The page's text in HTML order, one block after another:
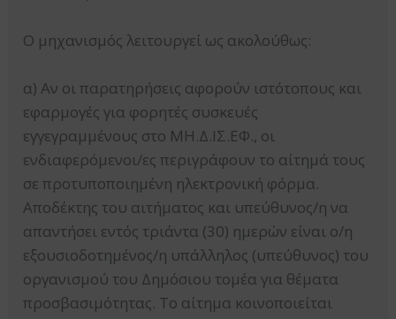
Ο μηχανισμός λειτουργεί ως ακολούθως:
α) Αν οι παρατηρήσεις αφορούν ιστότοπους και
εφαρμογές για φορητές συσκευές
εγγεγραμμένους στο ΜΗ.Δ.ΙΣ.ΕΦ., οι
ενδιαφερόμενοι/ες περιγράφουν το αίτημά τους
σε προτυποποιημένη ηλεκτρονική φόρμα.
Αποδέκτης του αιτήματος και υπεύθυνος/η να
απαντήσει εντός τριάντα (30) ημερών είναι ο/η
εξουσιοδοτημένος/η υπάλληλος (υπεύθυνος) του
οργανισμού του Δημόσιου τομέα για θέματα
προσβασιμότητας. Το αίτημα κοινοποιείται